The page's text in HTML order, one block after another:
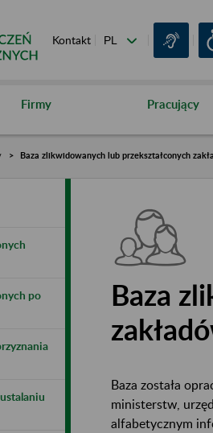
Kontakt
Firmy Pracujący
Baza zlikwidowanych lub przekształconych
po
Baza
Baza została
ministerstw,
alfabetycznym